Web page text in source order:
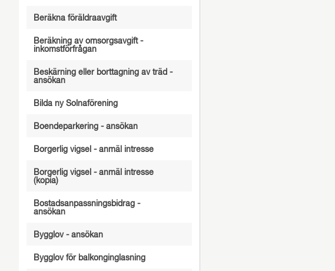
Beräkna föräldraavgift
Beräkning av omsorgsavgift -
inkomstförfrågan
Beskärning eller borttagning av träd -
ansökan
Bilda ny Solnaförening
Boendeparkering - ansökan
Borgerlig vigsel - anmäl intresse
Borgerlig vigsel - anmäl intresse
(kopia)
Bostadsanpassningsbidrag -
ansökan
Bygglov - ansökan
Bygglov för balkonginglasning